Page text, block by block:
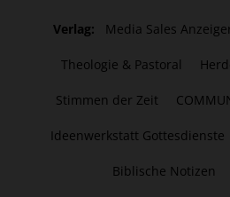
Verlag: Media Sales
Theologie & Pastoral
Stimmen der Zeit
Ideenwerkstatt Gottesdienste
Biblische Notizen